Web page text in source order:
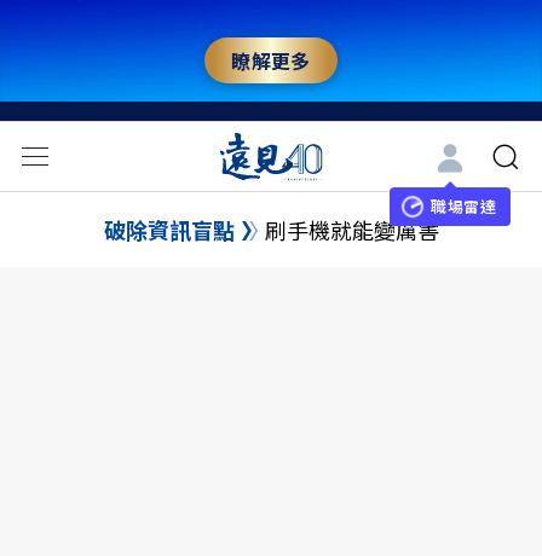
瞭解更多
職場雷達
破除資訊盲點 刷手機就能變厲害